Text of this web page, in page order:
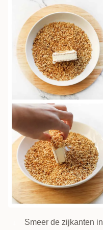
Smeer de zijkanten